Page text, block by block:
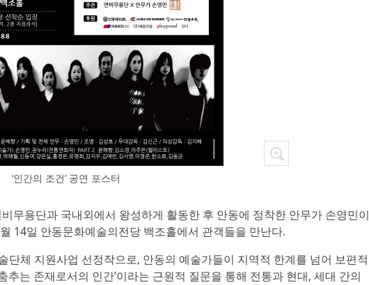
‘인간의 조건’ 공연 포스터
무용단과 국내외에서 왕성하게 활동한 후 안동에 정착한 안무가 손영민이
14일 안동문화예술의전당 백조홀에서 관객들을 만난다.
체 지원사업 선정작으로, 안동의 예술가들이 지역적 한계를 넘어 보편적
추는 존재로서의 인간’이라는 근원적 질문을 통해 전통과 현대, 세대 간의